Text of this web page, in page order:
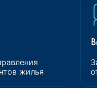
жилья